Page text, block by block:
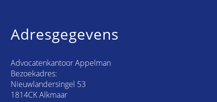
Adresgegevens
Advocatenkantoor Appelman
Bezoekadres:
Nieuwlandersingel 53
1814CK Alkmaar